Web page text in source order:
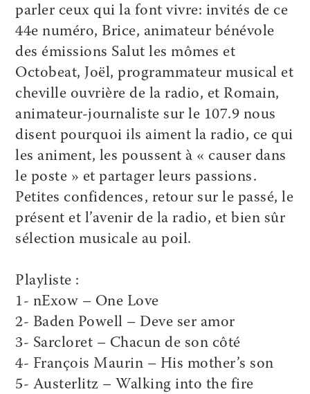
parler ceux qui la font vivre: invités de ce
44e numéro, Brice, animateur bénévole
des émissions Salut les mômes et
Octobeat, Joël, programmateur musical et
cheville ouvrière de la radio, et Romain,
animateur-journaliste sur le 107.9 nous
disent pourquoi ils aiment la radio, ce qui
les animent, les poussent à « causer dans
le poste » et partager leurs passions.
Petites confidences, retour sur le passé, le
présent et l’avenir de la radio, et bien sûr
sélection musicale au poil.
Playliste :
1- nExow – One Love
2- Baden Powell – Deve ser amor
3- Sarcloret – Chacun de son côté
4- François Maurin – His mother’s son
5- Austerlitz – Walking into the fire